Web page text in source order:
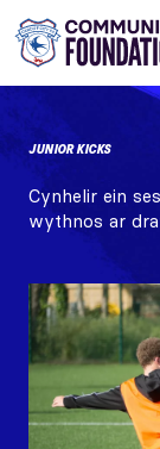
JUNIOR KICKS
Cynhelir ein
wythnos ar